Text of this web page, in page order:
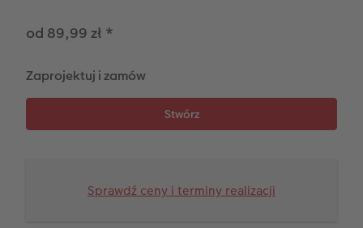
Przykłady klientów
Dodatki do fotoksiążki
Dodatki do zdjęć
Terminarz ścienny roczny
Dodatki do kalendarzy
od 89,99 zł *
Zaprojektuj i zamów
Sprawdź ceny i terminy realizacji